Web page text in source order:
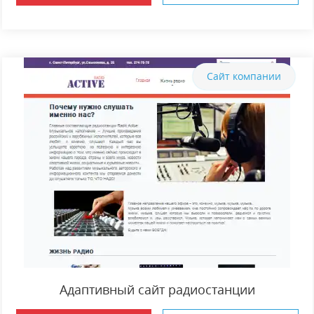
Сайт компании
Адаптивный сайт радиостанции